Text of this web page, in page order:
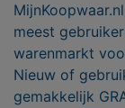
meest
warenmarkt
Nieuw of
gemakkelijk